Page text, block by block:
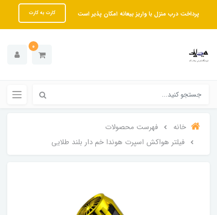
پرداخت درب منزل با واریز بیعانه امکان پذیر است کارت به کارت
0
خانه
فهرست محصولات
فیلتر هواکش اسپرت هوندا خم دار بلند طلایی